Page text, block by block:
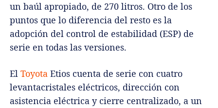
un baúl apropiado, de 270 litros. Otro de los
puntos que lo diferencia del resto es la
adopción del control de estabilidad (ESP) de
serie en todas las versiones.
El Toyota Etios cuenta de serie con cuatro
levantacristales eléctricos, dirección con
asistencia eléctrica y cierre centralizado, a un